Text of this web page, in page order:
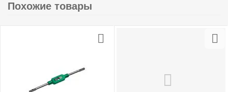
Похожие товары